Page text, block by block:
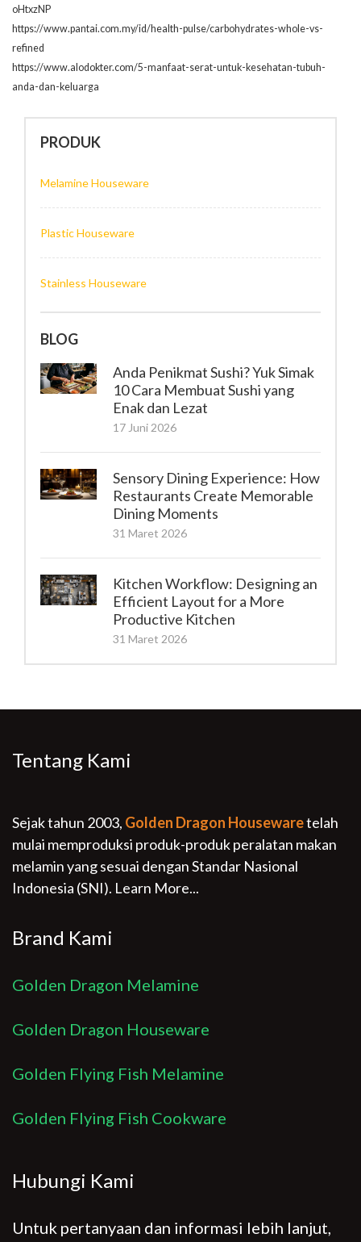
oHtxzNP
https://www.pantai.com.my/id/health-pulse/carbohydrates-whole-vs-
refined
https://www.alodokter.com/5-manfaat-serat-untuk-kesehatan-tubuh-
anda-dan-keluarga
PRODUK
Melamine Houseware
Plastic Houseware
Stainless Houseware
BLOG
Anda Penikmat Sushi? Yuk Simak
10 Cara Membuat Sushi yang
Enak dan Lezat
17 Juni 2026
Sensory Dining Experience: How
Restaurants Create Memorable
Dining Moments
31 Maret 2026
Kitchen Workflow: Designing an
Efficient Layout for a More
Productive Kitchen
31 Maret 2026
Tentang Kami
Sejak tahun 2003, Golden Dragon Housewaretelah
mulai memproduksi produk-produk peralatan makan
melamin yang sesuai dengan Standar Nasional
Indonesia (SNI). Learn More...
Brand Kami
Golden Dragon Melamine
Golden Dragon Houseware
Golden Flying Fish Melamine
Golden Flying Fish Cookware
Hubungi Kami
Untuk pertanyaan dan informasi lebih lanjut,